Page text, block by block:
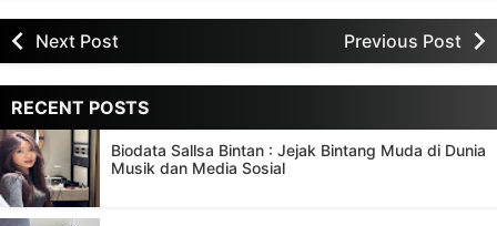
Next Post Previous Post
RECENT POSTS
Biodata Sallsa Bintan : Jejak Bintang Muda di Dunia
Musik dan Media Sosial